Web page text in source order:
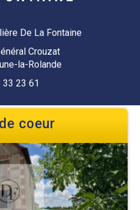
De La Fontaine
Crouzat
la-Rolande
33 23 61
coeur